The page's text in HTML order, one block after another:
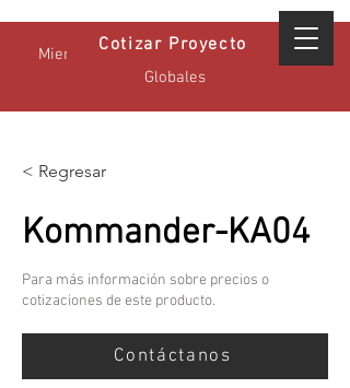
Miembro Certificado GPA - Estándares
Globales
Cotizar Proyecto
< Regresar
Kommander-KA04
Para más información sobre precios o
cotizaciones de este producto.
Contáctanos